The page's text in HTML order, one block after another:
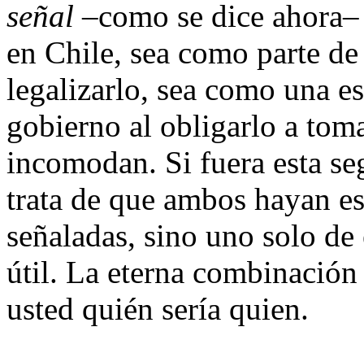
señal –como se dice
en Chile, sea como parte
legalizarlo, sea como una
gobierno al obligarlo a
incomodan. Si fuera esta
trata de que ambos hayan
señaladas, sino uno solo
útil. La eterna
usted quién sería quien.